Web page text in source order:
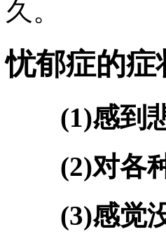
久。
忧郁症的症
(1)感到悲
(2)对各种
(3)感觉没